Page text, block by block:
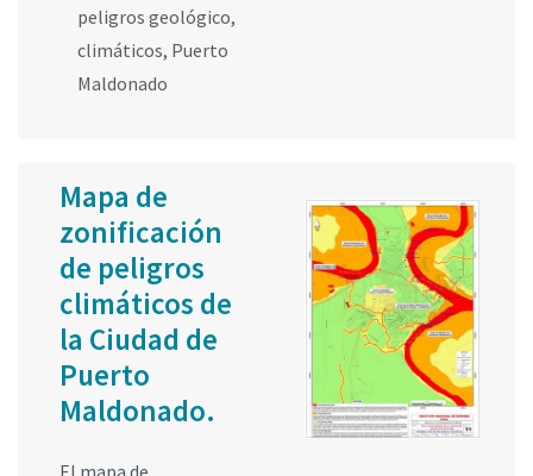
peligros geológico,
climáticos, Puerto
Maldonado
Mapa de
zonificación
de peligros
climáticos de
la Ciudad de
Puerto
Maldonado.
El mapa de